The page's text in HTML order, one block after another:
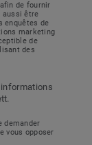
de fournir
aussi être
enquêtes de
marketing
de
des
demander
vous opposer